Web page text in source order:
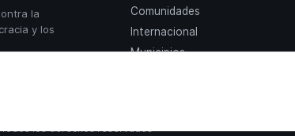
la
y los
Comunidades
Internacional
Municipios
Todos los derechos reservados